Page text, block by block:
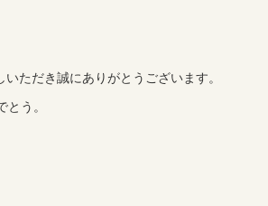
ただき誠にありがとうございます。
う。